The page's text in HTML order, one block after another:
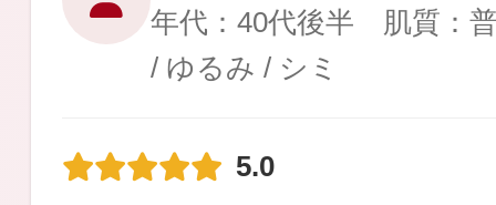
年代：40代後半 肌質：
/ ゆるみ / シミ
5.0